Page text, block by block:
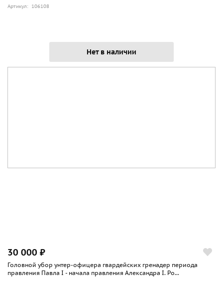
Артикул: 106108
Нет в наличии
30 000 ₽
Головной убор унтер-офицера гвардейских гренадер периода
правления Павла I - начала правления Александра I. Ро...